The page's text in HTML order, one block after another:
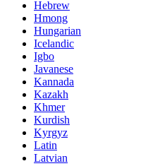
Hebrew
Hmong
Hungarian
Icelandic
Igbo
Javanese
Kannada
Kazakh
Khmer
Kurdish
Kyrgyz
Latin
Latvian